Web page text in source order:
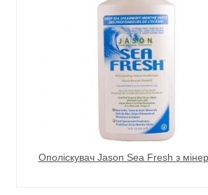
Ополіскувач Jason Sea Fresh з